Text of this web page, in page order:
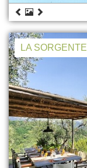
LA SORGENTE